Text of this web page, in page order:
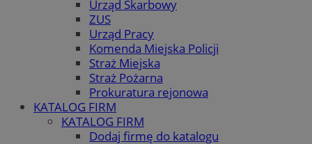
Urząd Skarbowy
ZUS
Urząd Pracy
Komenda Miejska Policji
Straż Miejska
Straż Pożarna
Prokuratura rejonowa
KATALOG FIRM
KATALOG FIRM
Dodaj firmę do katalogu